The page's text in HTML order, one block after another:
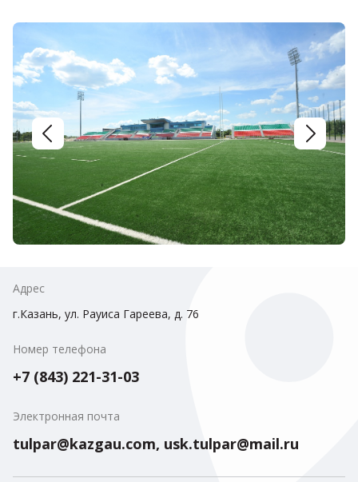
Адрес
г.Казань, ул. Рауиса Гареева, д. 76
Номер телефона
+7 (843) 221-31-03
Электронная почта
tulpar@kazgau.com, usk.tulpar@mail.ru